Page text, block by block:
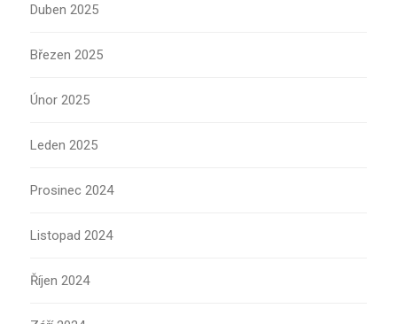
Duben 2025
Březen 2025
Únor 2025
Leden 2025
Prosinec 2024
Listopad 2024
Říjen 2024